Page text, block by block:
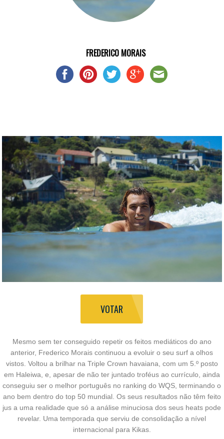
FREDERICO MORAIS
VOTAR
Mesmo sem ter conseguido repetir os feitos mediáticos do ano
anterior, Frederico Morais continuou a evoluir o seu surf a olhos
vistos. Voltou a brilhar na Triple Crown havaiana, com um 5.º posto
em Haleiwa, e, apesar de não ter juntado troféus ao currículo, ainda
conseguiu ser o melhor português no ranking do WQS, terminando o
ano bem dentro do top 50 mundial. Os seus resultados não têm feito
jus a uma realidade que só a análise minuciosa dos seus heats pode
revelar. Uma temporada que serviu de consolidação a nível
internacional para Kikas.